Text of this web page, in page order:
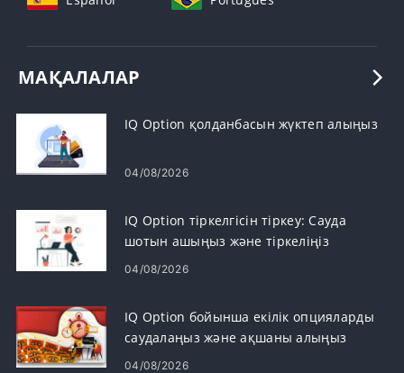
МАҚАЛАЛАР
IQ Option қолданбасын жүктеп алыңыз
04/08/2026
IQ Option тіркелгісін тіркеу: Сауда
шотын ашыңыз және тіркеліңіз
04/08/2026
IQ Option бойынша екілік опцияларды
саудалаңыз және ақшаны алыңыз
04/08/2026